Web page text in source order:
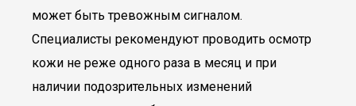
может быть тревожным сигналом.
Специалисты рекомендуют проводить осмотр
кожи не реже одного раза в месяц и при
наличии подозрительных изменений